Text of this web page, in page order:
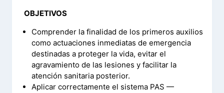
OBJETIVOS
Comprender la finalidad de los primeros auxilios
como actuaciones inmediatas de emergencia
destinadas a proteger la vida, evitar el
agravamiento de las lesiones y facilitar la
atención sanitaria posterior.
Aplicar correctamente el sistema PAS —